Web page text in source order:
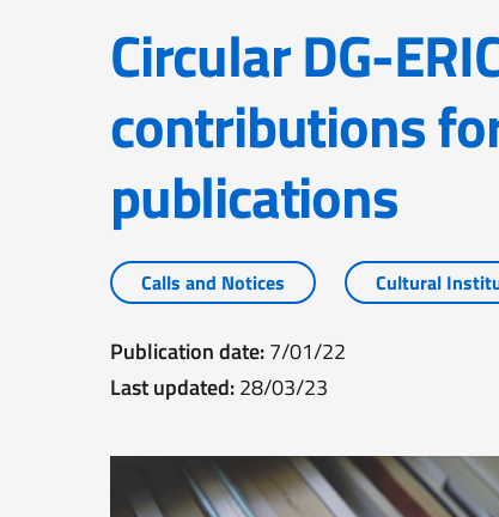
Circular DG-ERIC n.1/2022:
contributions
publications
Calls and Notices Cultural
Publication date:7/01/22
Last updated:28/03/23